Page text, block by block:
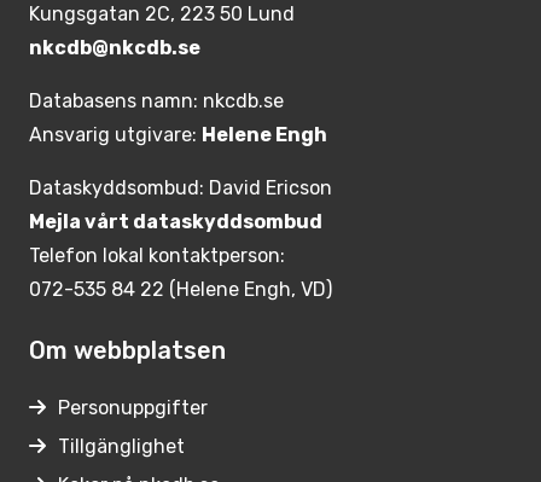
Kungsgatan 2C, 223 50 Lund
nkcdb@nkcdb.se
Databasens namn: nkcdb.se
Ansvarig utgivare: Helene Engh
Dataskyddsombud: David Ericson
Mejla vårt dataskyddsombud
Telefon lokal kontaktperson:
072-535 84 22 (Helene Engh, VD)
Om webbplatsen
Personuppgifter
Tillgänglighet